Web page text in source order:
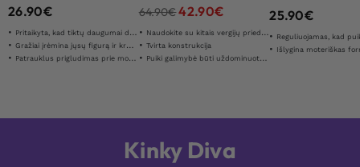
26.90€
Pritaikyta, kad tiktų daugumai dydžių
Gražiai įrėmina jųsų figurą ir krūtinę
Patrauklus prigludimas prie moters kūno
64.90€42.90€
Naudokite su kitais vergijų priedais
Tvirta konstrukcija
Puiki galimybė būti uždominuotam/ai
25.90€
Reguliuojamas, kad
Išlygina moteriškas
Kinky Diva